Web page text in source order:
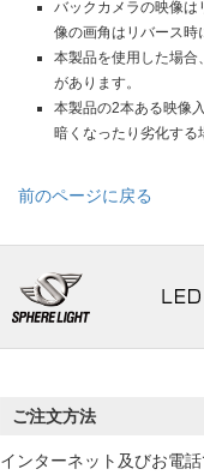
バックカメラの映像は
像の画角はリバース時
本製品を使用した場合
があります。
本製品の2本ある映像
暗くなったり劣化する
前のページに戻る
ご注文方法
インターネット及びお電